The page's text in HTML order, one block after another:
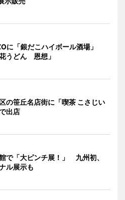
に「銀だこハイボール酒場」
うどん 恩想」
の笹丘名店街に「喫茶 こさじい
出店
で「大ピンチ展！」 九州初、
ル展示も